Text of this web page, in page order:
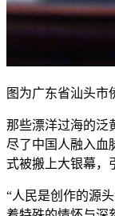
图为广东省汕头市
那些漂洋过海的泛
尽了中国人融入血
式被搬上大银幕，
“人民是创作的源